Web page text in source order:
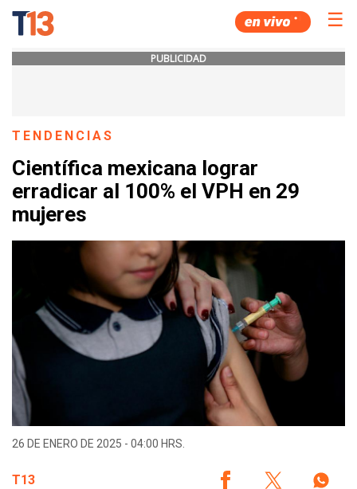
☰
PUBLICIDAD
TENDENCIAS
Científica mexicana lograr
erradicar al 100% el VPH en 29
mujeres
26 DE ENERO DE 2025 - 04:00 HRS.
T13